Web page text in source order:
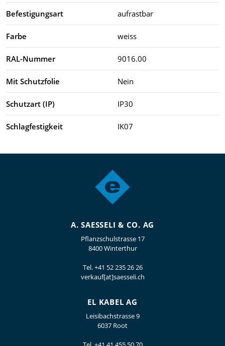
Befestigungsart aufrastbar
Farbe weiss
RAL-Nummer 9016.00
Mit Schutzfolie Nein
Schutzart (IP) IP30
Schlagfestigkeit IK07
A. SAESSELI & CO. AG
Pflanzschulstrasse 17
8400 Winterthur
Tel.+41 52 235 26 26
verkauf[at]saesseli.ch
EL KABEL AG
Leisibachstrasse 9
6037 Root